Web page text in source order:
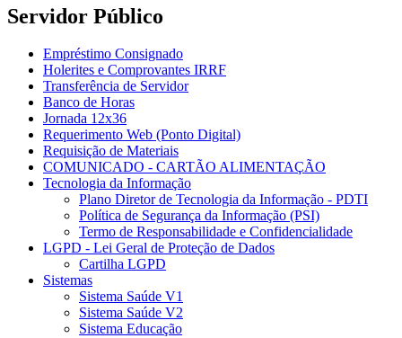
Servidor Público
Empréstimo Consignado
Holerites e Comprovantes IRRF
Transferência de Servidor
Banco de Horas
Jornada 12x36
Requerimento Web (Ponto Digital)
Requisição de Materiais
COMUNICADO - CARTÃO ALIMENTAÇÃO
Tecnologia da Informação
Plano Diretor de Tecnologia da Informação - PDTI
Política de Segurança da Informação (PSI)
Termo de Responsabilidade e Confidencialidade
LGPD - Lei Geral de Proteção de Dados
Cartilha LGPD
Sistemas
Sistema Saúde V1
Sistema Saúde V2
Sistema Educação